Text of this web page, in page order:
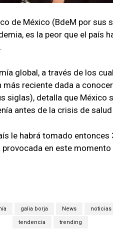
de México (BdeM por sus
es la peor que el país
global, a través de los
reciente dada a
siglas), detalla que México
antes de la crisis de
le habrá tomado
en este
galia borja News noticias
tendencia trending